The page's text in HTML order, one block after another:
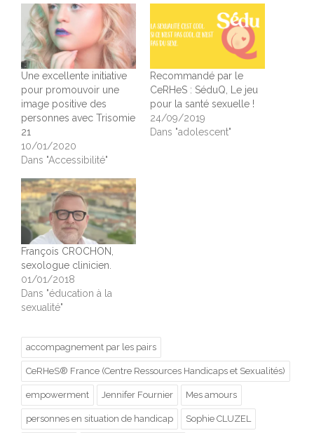
Une excellente initiative
pour promouvoir une
image positive des
personnes avec Trisomie
21
10/01/2020
Dans "Accessibilité"
Recommandé par le
CeRHeS : SéduQ, Le jeu
pour la santé sexuelle !
24/09/2019
Dans "adolescent"
François CROCHON,
sexologue clinicien.
01/01/2018
Dans "éducation à la
sexualité"
accompagnement par les pairs
CeRHeS® France (Centre Ressources Handicaps et Sexualités)
empowerment Jennifer Fournier Mes amours
personnes en situation de handicap Sophie CLUZEL